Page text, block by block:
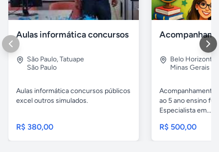
Aulas informática concursos
São Paulo,Tatuape
São Paulo
Aulas informática concursos públicos
excel outros simulados.
R$ 380,00
Belo Horizonte
Minas Gerais
Acompanhamento
ao 5 ano ensino
Especialista em...
R$ 500,00